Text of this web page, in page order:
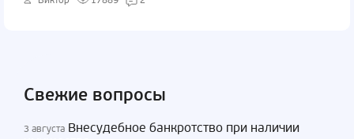
Свежие вопросы
3 августа Внесудебное банкротство при наличии